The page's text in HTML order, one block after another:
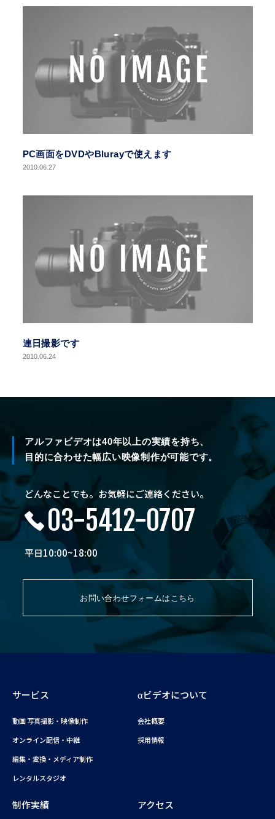
PC画面をDVDやBlurayで使えます
2010.06.27
連日撮影です
2010.06.24
アルファビデオは40年以上の実績を持ち、
目的に合わせた幅広い映像制作が可能です。
どんなことでも。お気軽にご連絡ください。
03-5412-0707
平日10:00~18:00
お問い合わせフォームはこちら
サービス
動画 写真撮影・映像制作
オンライン配信・中継
編集・変換・メディア制作
レンタルスタジオ
αビデオについて
会社概要
採用情報
制作実績 アクセス